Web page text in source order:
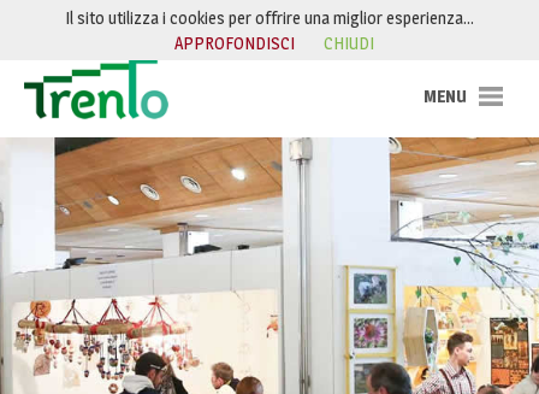
Salta al contenuto
Il sito utilizza i cookies per offrire una miglior esperienza…
APPROFONDISCI
CHIUDI